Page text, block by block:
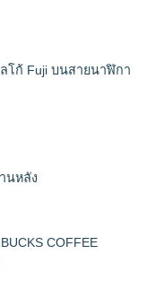
โก้ Fuji บนสายนาฬิกา
นหลัง
COFFEE